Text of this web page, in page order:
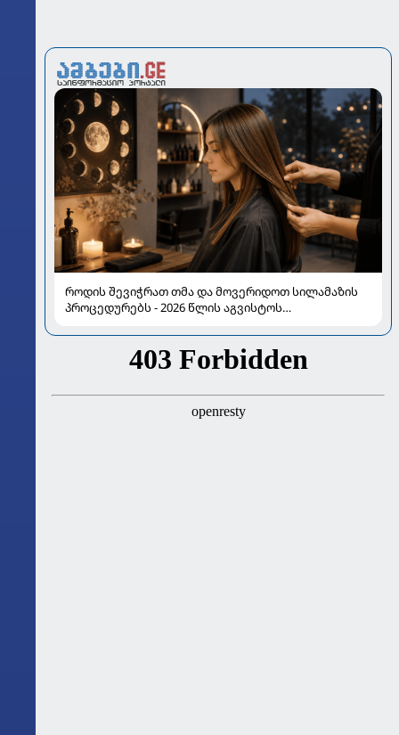
როდის შევიჭრათ თმა და მოვერიდოთ სილამაზის
პროცედურებს - 2026 წლის აგვისტოს